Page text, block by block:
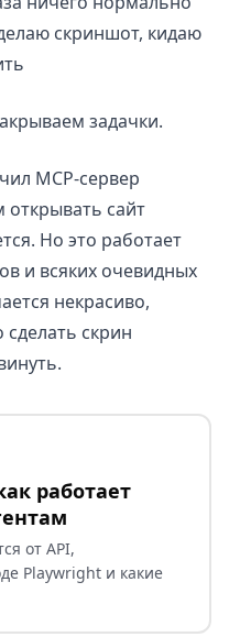
скриншот, кидаю
задачки.
MCP-сервер
открывать сайт
Но это работает
и всяких очевидных
некрасиво,
скрин
работает
от API,
Playwright и какие